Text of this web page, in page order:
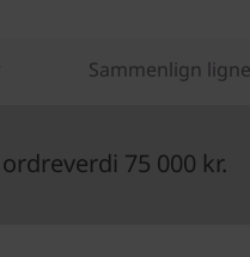
Sammenlign
75 000 kr.